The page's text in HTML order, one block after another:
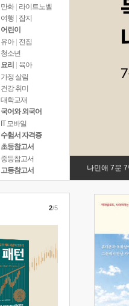
만화 | 라이트노벨
여행
잡지
어린이
유아 | 전집
청소년
요리
육아
가정 살림
건강 취미
대학교재
국어와 외국어
IT 모바일
수험서 자격증
초등참고서
중등참고서
고등참고서
나민애 7문
2/5